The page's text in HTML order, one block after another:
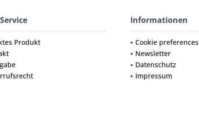
Produkt
Informationen
Cookie preferences
Newsletter
Datenschutz
Impressum